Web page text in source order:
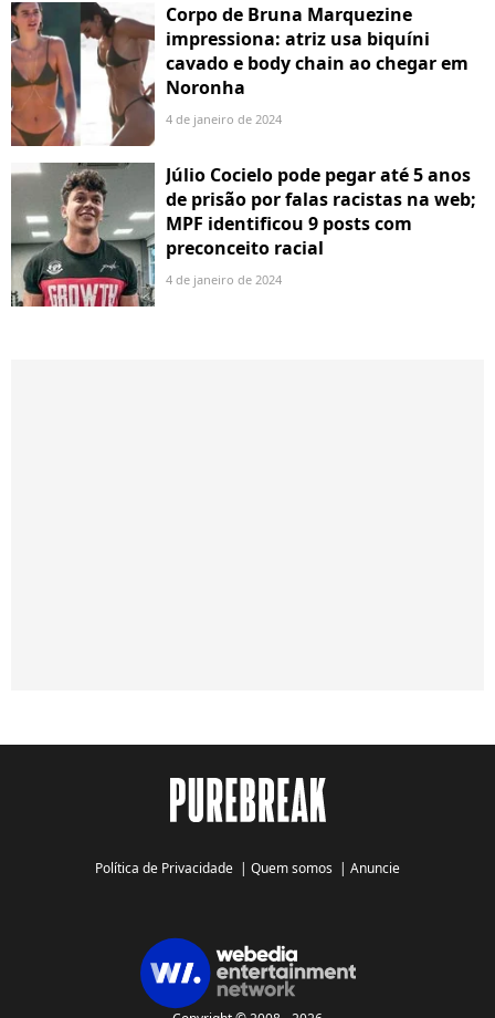
Corpo de Bruna Marquezine
impressiona: atriz usa biquíni
cavado e body chain ao chegar em
Noronha
4 de janeiro de 2024
Júlio Cocielo pode pegar até 5 anos
de prisão por falas racistas na web;
MPF identificou 9 posts com
preconceito racial
4 de janeiro de 2024
Política de Privacidade | Quem somos | Anuncie